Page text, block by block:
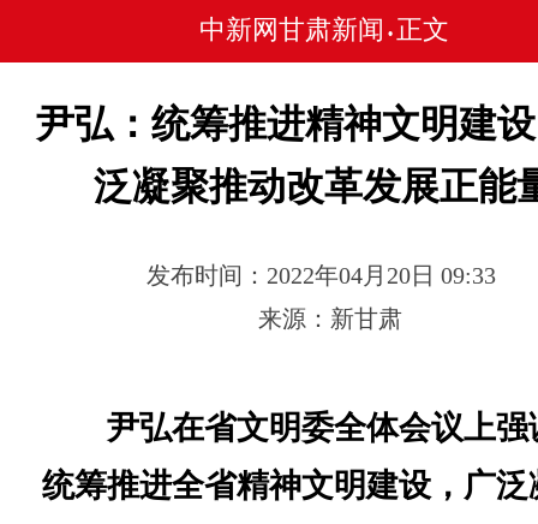
中新网甘肃新闻 • 正文
尹弘：统筹推进精神文明建
泛凝聚推动改革发展正能
发布时间：2022年04月20日 09:33
来源：新甘肃
尹弘在省文明委全体会议上强
统筹推进全省精神文明建设，广泛